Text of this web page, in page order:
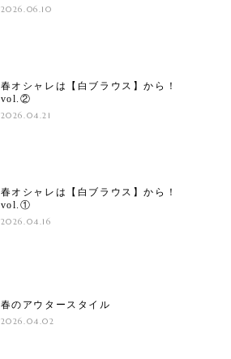
2026.06.10
春オシャレは【白ブラウス】から！
vol.②
2026.04.21
春オシャレは【白ブラウス】から！
vol.①
2026.04.16
春のアウタースタイル
2026.04.02